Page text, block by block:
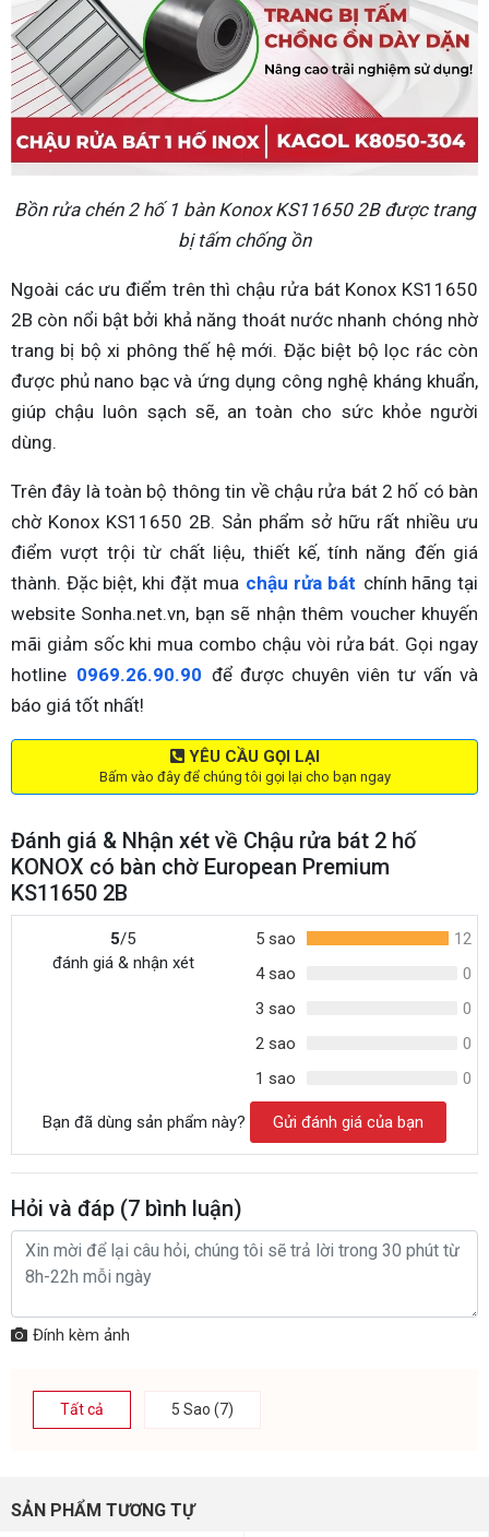
Bồn rửa chén 2 hố 1 bàn Konox KS11650 2B được trang
bị tấm chống ồn
Ngoài các ưu điểm trên thì chậu rửa bát Konox KS11650
2B còn nổi bật bởi khả năng thoát nước nhanh chóng nhờ
trang bị bộ xi phông thế hệ mới. Đặc biệt bộ lọc rác còn
được phủ nano bạc và ứng dụng công nghệ kháng khuẩn,
giúp chậu luôn sạch sẽ, an toàn cho sức khỏe người
dùng.
Trên đây là toàn bộ thông tin về chậu rửa bát 2 hố có bàn
chờ Konox KS11650 2B. Sản phẩm sở hữu rất nhiều ưu
điểm vượt trội từ chất liệu, thiết kế, tính năng đến giá
thành. Đặc biệt, khi đặt mua chậu rửa bát chính hãng tại
website Sonha.net.vn, bạn sẽ nhận thêm voucher khuyến
mãi giảm sốc khi mua combo chậu vòi rửa bát. Gọi ngay
hotline 0969.26.90.90 để được chuyên viên tư vấn và
báo giá tốt nhất!
YÊU CẦU GỌI LẠI
Bấm vào đây để chúng tôi gọi lại cho bạn ngay
Đánh giá & Nhận xét về Chậu rửa bát 2 hố
KONOX có bàn chờ European Premium
KS11650 2B
5/5
đánh giá & nhận xét
5 sao
12
4 sao
0
3 sao
0
2 sao
0
1 sao
0
Bạn đã dùng sản phẩm này? Gửi đánh giá của bạn
Hỏi và đáp (7 bình luận)
Đính kèm ảnh
Tất cả 5 Sao (7)
SẢN PHẨM TƯƠNG TỰ